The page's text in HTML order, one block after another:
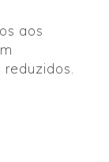
aos